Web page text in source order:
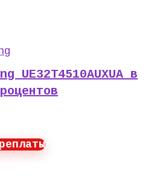
UE32T4510AUXUA в